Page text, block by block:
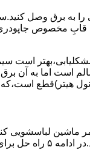
ﺑﻪ ﺑﺮق وصل
ﻣﺨﺼﻮص
ﺳﺎﻟﻢ است اما
ﻫﯿﺘﺮ)ﻗﻄﻊ
ماشین لباسشویی
ذکر می کنیم.